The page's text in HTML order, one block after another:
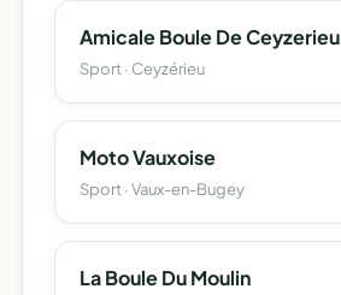
Amicale Boule De Ceyzerieu
Sport · Ceyzérieu
Moto Vauxoise
Sport · Vaux-en-Bugey
La Boule Du Moulin